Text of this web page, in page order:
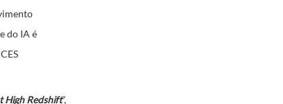
do IA é
High Redshift”,